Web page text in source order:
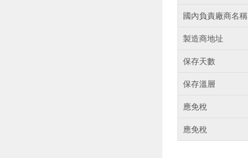
國內負責廠商名稱
製造商地址
保存天數
保存溫層
應免稅
應免稅